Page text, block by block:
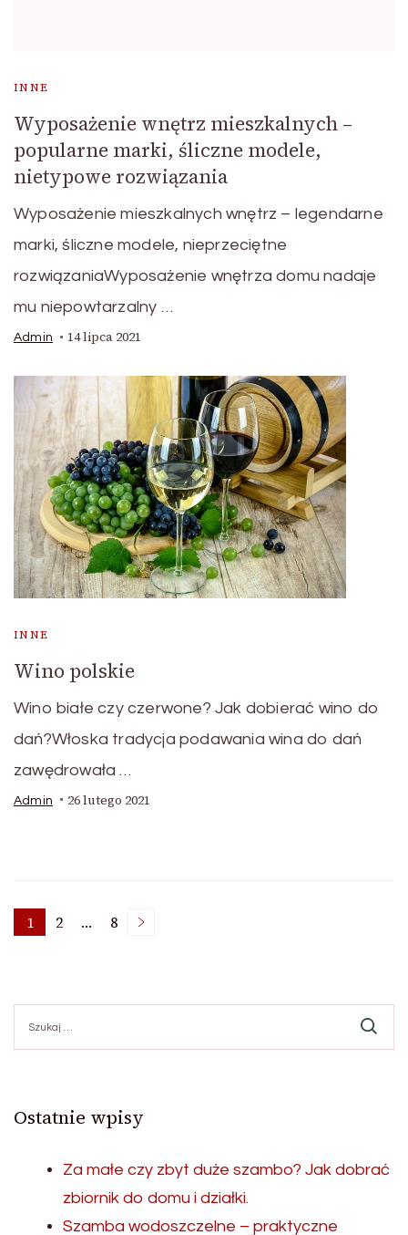
INNE
Wyposażenie wnętrz mieszkalnych –
popularne marki, śliczne modele,
nietypowe rozwiązania
Wyposażenie mieszkalnych wnętrz – legendarne
marki, śliczne modele, nieprzeciętne
rozwiązaniaWyposażenie wnętrza domu nadaje
mu niepowtarzalny …
Admin 14 lipca 2021
INNE
Wino polskie
Wino białe czy czerwone? Jak dobierać wino do
dań?Włoska tradycja podawania wina do dań
zawędrowała …
Admin 26 lutego 2021
Stronicowanie
wpisów
Strona
1 Strona
2 … Strona
8
Ostatnie wpisy
Za małe czy zbyt duże szambo? Jak dobrać
zbiornik do domu i działki.
Szamba wodoszczelne – praktyczne